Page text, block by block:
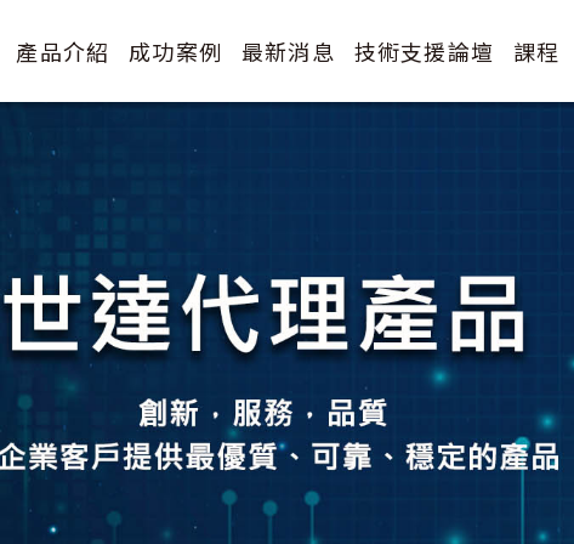
產品介紹 成功案例 最新消息 技術支援論壇 課程